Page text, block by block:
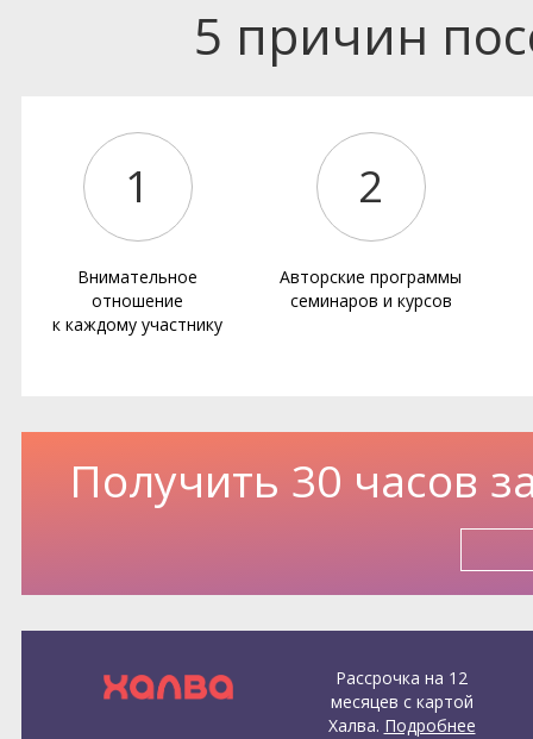
5 причин
1
Внимательное
отношение
к каждому участнику
2
Авторские программы
семинаров и курсов
Получить 30 часов
Рассрочка на 12
месяцев с картой
Халва. Подробнее